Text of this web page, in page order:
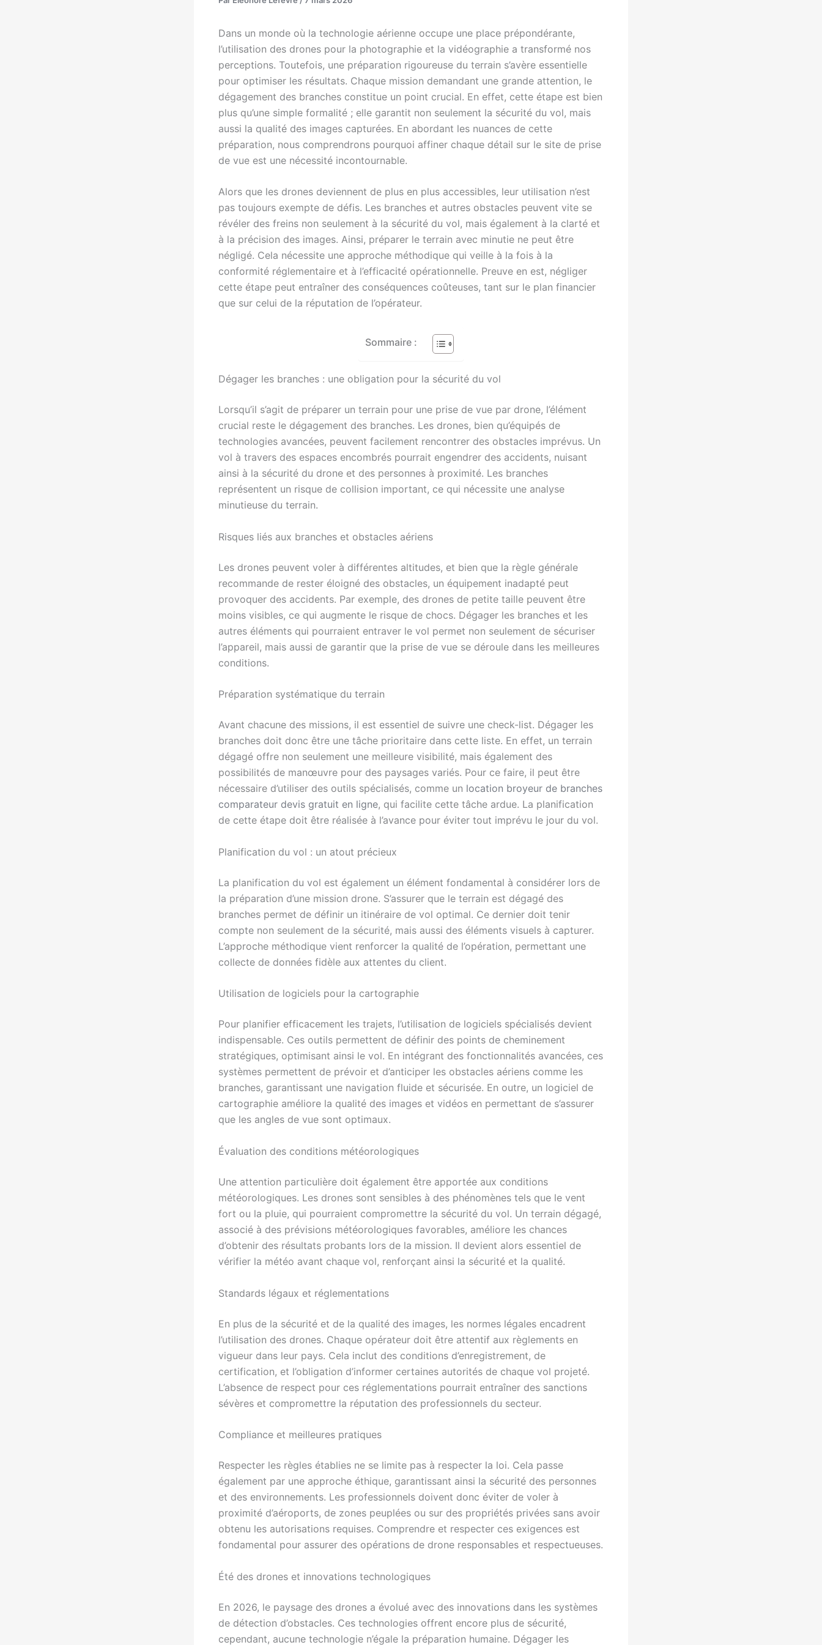
Dans un monde où la technologie aérienne occupe une place prépondérante,
l’utilisation des drones pour la photographie et la vidéographie a transformé nos
perceptions. Toutefois, une préparation rigoureuse du terrain s’avère essentielle
pour optimiser les résultats. Chaque mission demandant une grande attention, le
dégagement des branches constitue un point crucial. En effet, cette étape est bien
plus qu’une simple formalité ; elle garantit non seulement la sécurité du vol, mais
aussi la qualité des images capturées. En abordant les nuances de cette
préparation, nous comprendrons pourquoi affiner chaque détail sur le site de prise
de vue est une nécessité incontournable.
Alors que les drones deviennent de plus en plus accessibles, leur utilisation n’est
pas toujours exempte de défis. Les branches et autres obstacles peuvent vite se
révéler des freins non seulement à la sécurité du vol, mais également à la clarté et
à la précision des images. Ainsi, préparer le terrain avec minutie ne peut être
négligé. Cela nécessite une approche méthodique qui veille à la fois à la
conformité réglementaire et à l’efficacité opérationnelle. Preuve en est, négliger
cette étape peut entraîner des conséquences coûteuses, tant sur le plan financier
que sur celui de la réputation de l’opérateur.
Sommaire :
Dégager les branches : une obligation pour la sécurité du vol
Lorsqu’il s’agit de préparer un terrain pour une prise de vue par drone, l’élément
crucial reste le dégagement des branches. Les drones, bien qu’équipés de
technologies avancées, peuvent facilement rencontrer des obstacles imprévus. Un
vol à travers des espaces encombrés pourrait engendrer des accidents, nuisant
ainsi à la sécurité du drone et des personnes à proximité. Les branches
représentent un risque de collision important, ce qui nécessite une analyse
minutieuse du terrain.
Risques liés aux branches et obstacles aériens
Les drones peuvent voler à différentes altitudes, et bien que la règle générale
recommande de rester éloigné des obstacles, un équipement inadapté peut
provoquer des accidents. Par exemple, des drones de petite taille peuvent être
moins visibles, ce qui augmente le risque de chocs. Dégager les branches et les
autres éléments qui pourraient entraver le vol permet non seulement de sécuriser
l’appareil, mais aussi de garantir que la prise de vue se déroule dans les meilleures
conditions.
Préparation systématique du terrain
Avant chacune des missions, il est essentiel de suivre une check-list. Dégager les
branches doit donc être une tâche prioritaire dans cette liste. En effet, un terrain
dégagé offre non seulement une meilleure visibilité, mais également des
possibilités de manœuvre pour des paysages variés. Pour ce faire, il peut être
nécessaire d’utiliser des outils spécialisés, comme un location broyeur de branches
comparateur devis gratuit en ligne, qui facilite cette tâche ardue. La planification
de cette étape doit être réalisée à l’avance pour éviter tout imprévu le jour du vol.
Planification du vol : un atout précieux
La planification du vol est également un élément fondamental à considérer lors de
la préparation d’une mission drone. S’assurer que le terrain est dégagé des
branches permet de définir un itinéraire de vol optimal. Ce dernier doit tenir
compte non seulement de la sécurité, mais aussi des éléments visuels à capturer.
L’approche méthodique vient renforcer la qualité de l’opération, permettant une
collecte de données fidèle aux attentes du client.
Utilisation de logiciels pour la cartographie
Pour planifier efficacement les trajets, l’utilisation de logiciels spécialisés devient
indispensable. Ces outils permettent de définir des points de cheminement
stratégiques, optimisant ainsi le vol. En intégrant des fonctionnalités avancées, ces
systèmes permettent de prévoir et d’anticiper les obstacles aériens comme les
branches, garantissant une navigation fluide et sécurisée. En outre, un logiciel de
cartographie améliore la qualité des images et vidéos en permettant de s’assurer
que les angles de vue sont optimaux.
Évaluation des conditions météorologiques
Une attention particulière doit également être apportée aux conditions
météorologiques. Les drones sont sensibles à des phénomènes tels que le vent
fort ou la pluie, qui pourraient compromettre la sécurité du vol. Un terrain dégagé,
associé à des prévisions météorologiques favorables, améliore les chances
d’obtenir des résultats probants lors de la mission. Il devient alors essentiel de
vérifier la météo avant chaque vol, renforçant ainsi la sécurité et la qualité.
Standards légaux et réglementations
En plus de la sécurité et de la qualité des images, les normes légales encadrent
l’utilisation des drones. Chaque opérateur doit être attentif aux règlements en
vigueur dans leur pays. Cela inclut des conditions d’enregistrement, de
certification, et l’obligation d’informer certaines autorités de chaque vol projeté.
L’absence de respect pour ces réglementations pourrait entraîner des sanctions
sévères et compromettre la réputation des professionnels du secteur.
Compliance et meilleures pratiques
Respecter les règles établies ne se limite pas à respecter la loi. Cela passe
également par une approche éthique, garantissant ainsi la sécurité des personnes
et des environnements. Les professionnels doivent donc éviter de voler à
proximité d’aéroports, de zones peuplées ou sur des propriétés privées sans avoir
obtenu les autorisations requises. Comprendre et respecter ces exigences est
fondamental pour assurer des opérations de drone responsables et respectueuses.
Été des drones et innovations technologiques
En 2026, le paysage des drones a évolué avec des innovations dans les systèmes
de détection d’obstacles. Ces technologies offrent encore plus de sécurité,
cependant, aucune technologie n’égale la préparation humaine. Dégager les